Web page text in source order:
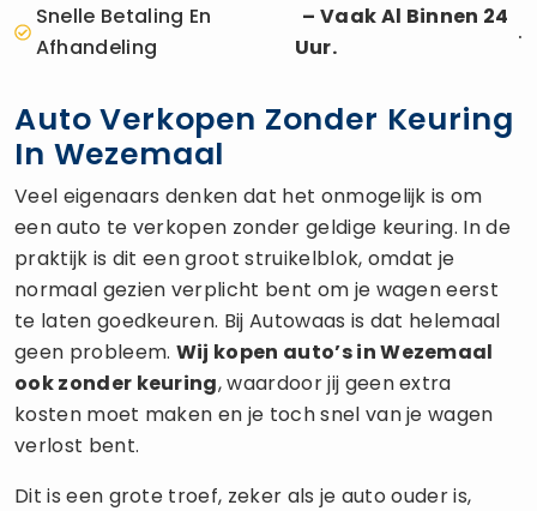
Snelle Betaling En
Afhandeling
– Vaak Al Binnen 24
Uur.
.
Auto Verkopen Zonder Keuring
In Wezemaal
Veel eigenaars denken dat het onmogelijk is om
een auto te verkopen zonder geldige keuring. In de
praktijk is dit een groot struikelblok, omdat je
normaal gezien verplicht bent om je wagen eerst
te laten goedkeuren. Bij Autowaas is dat helemaal
geen probleem. Wij kopen auto’s in Wezemaal
ook zonder keuring, waardoor jij geen extra
kosten moet maken en je toch snel van je wagen
verlost bent.
Dit is een grote troef, zeker als je auto ouder is,